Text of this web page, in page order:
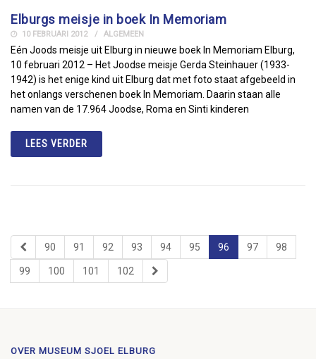
Elburgs meisje in boek In Memoriam
10 FEBRUARI 2012 ALGEMEEN
Eén Joods meisje uit Elburg in nieuwe boek In Memoriam Elburg,
10 februari 2012 – Het Joodse meisje Gerda Steinhauer (1933-
1942) is het enige kind uit Elburg dat met foto staat afgebeeld in
het onlangs verschenen boek In Memoriam. Daarin staan alle
namen van de 17.964 Joodse, Roma en Sinti kinderen
LEES VERDER
90 91 92 93 94 95 96 97 98
99 100 101 102
OVER MUSEUM SJOEL ELBURG